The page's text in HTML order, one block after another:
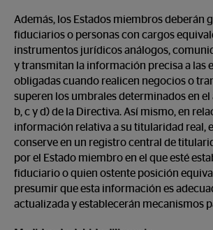
Además, los Estados miembros deberán
fiduciarios o personas con cargos
instrumentos jurídicos análogos,
y transmitan la información precisa a las
obligadas cuando realicen negocios o
superen los umbrales determinados en el
b, c y d) de la Directiva. Así mismo, en
información relativa a su titularidad real,
conserve en un registro central de
por el Estado miembro en el que esté
fiduciario o quien ostente posición
presumir que esta información es
actualizada y establecerán mecanismos